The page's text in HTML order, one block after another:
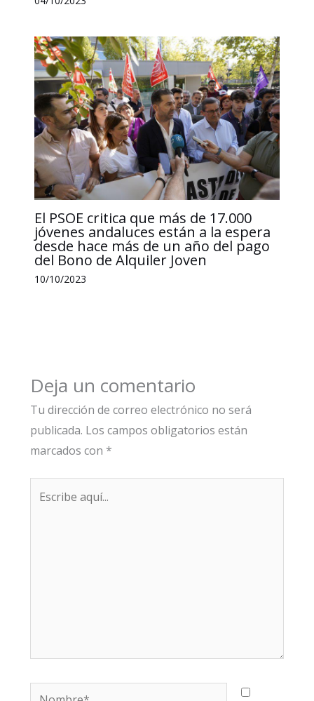
El PSOE critica que más de 17.000
jóvenes andaluces están a la espera
desde hace más de un año del pago
del Bono de Alquiler Joven
10/10/2023
Deja un comentario
Tu dirección de correo electrónico no será
publicada. Los campos obligatorios están
marcados con *
Nombre*